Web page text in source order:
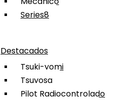
Series8
Destacados
Tsuki-yomi
Tsuyosa
Pilot Radiocontrolado